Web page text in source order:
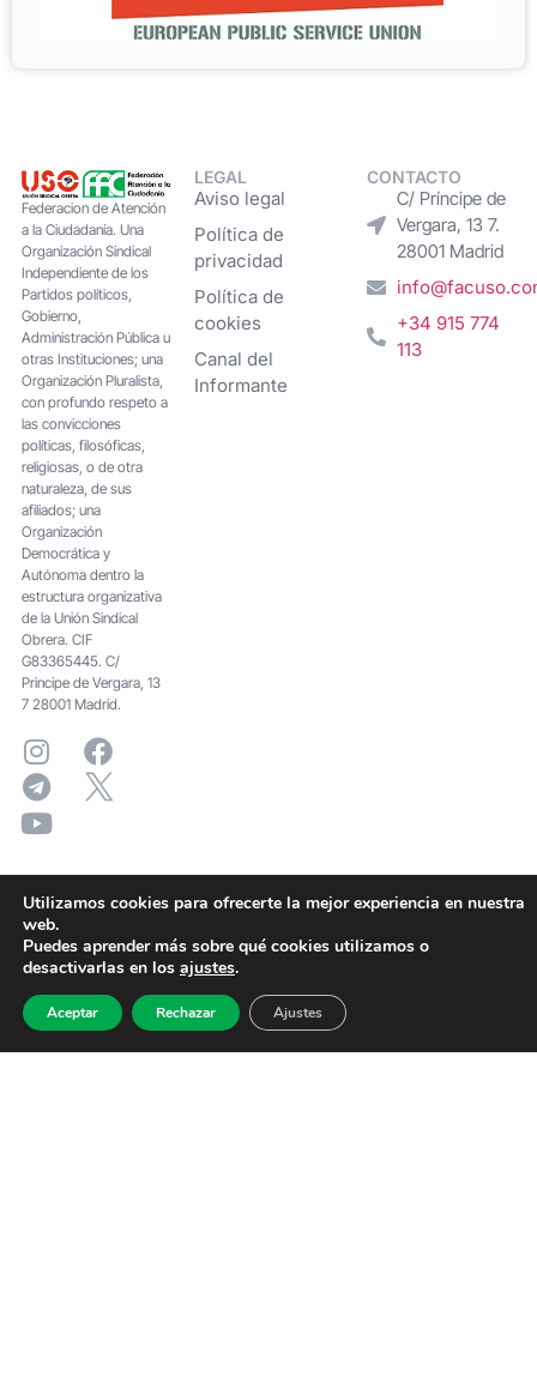
Federacion de Atención
a la Ciudadanía. Una
Organización Sindical
Independiente de los
Partidos políticos,
Gobierno,
Administración Pública u
otras Instituciones; una
Organización Pluralista,
con profundo respeto a
las convicciones
políticas, filosóficas,
religiosas, o de otra
naturaleza, de sus
afiliados; una
Organización
Democrática y
Autónoma dentro la
estructura organizativa
de la Unión Sindical
Obrera. CIF
G83365445. C/
Principe de Vergara, 13
7 28001 Madrid.
LEGAL
Aviso legal
Política de
privacidad
Política de
cookies
Canal del
Informante
CONTACTO
C/ Príncipe de
Vergara, 13 7.
28001 Madrid
+34 915 774
113
Utilizamos cookies para ofrecerte la mejor experiencia en nuestra
web.
Puedes aprender más sobre qué cookies utilizamos o
desactivarlas en los ajustes.
Aceptar Rechazar Ajustes